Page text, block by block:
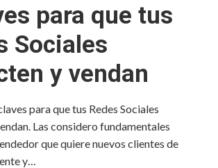
para que tus
Sociales
y vendan
para que tus Redes Sociales
Las considero fundamentales
que quiere nuevos clientes de
y…